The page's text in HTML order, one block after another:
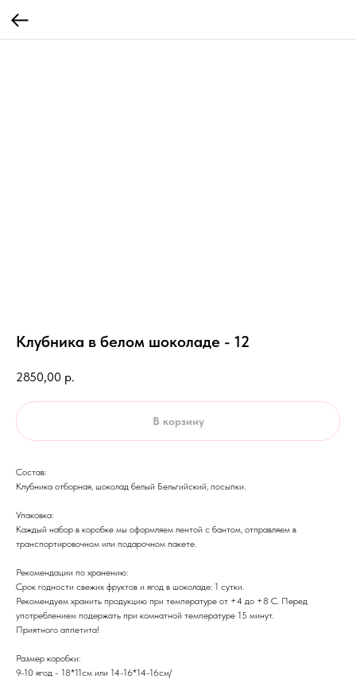
Клубника в белом шоколаде - 12
2850,00 р.
В корзину
Состав:
Клубника отборная, шоколад белый Бельгийский, посыпки.
Упаковка:
Каждый набор в коробке мы оформляем лентой с бантом, отправляем в
транспортировочном или подарочном пакете.
Рекомендации по хранению:
Срок годности свежих фруктов и ягод в шоколаде: 1 сутки.
Рекомендуем хранить продукцию при температуре от +4 до +8 С. Перед
употреблением подержать при комнатной температуре 15 минут.
​Приятного аппетита!
Размер коробки:
9-10 ягод - 18*11см или 14-16*14-16см/